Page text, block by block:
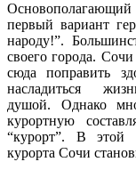
первый вариант
народу!”.
своего города.
сюда поправить
насладиться
душой. Однако
курортную
“курорт”. В этой
курорта Сочи